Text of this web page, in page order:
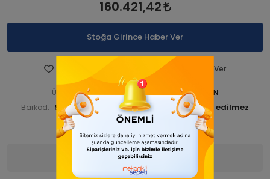
160.421,42
Stoğa Girince Haber Ver
Fiyatı Düşünce Haber Ver
Ürün Kodu: STNSNT290 00066-ANAÜRÜN
Barkod: STNSNT29000067 İade Bilgisi:
Ürün Bilgisi Yorumlar